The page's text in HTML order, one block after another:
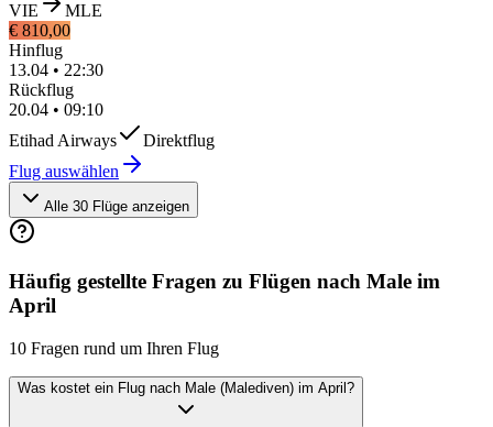
VIE
MLE
€ 810,00
Hinflug
13.04 • 22:30
Rückflug
20.04 • 09:10
Etihad Airways
Direktflug
Flug auswählen
Alle 30 Flüge anzeigen
Häufig gestellte Fragen zu Flügen nach Male im
April
10 Fragen rund um Ihren Flug
Was kostet ein Flug nach Male (Malediven) im April?